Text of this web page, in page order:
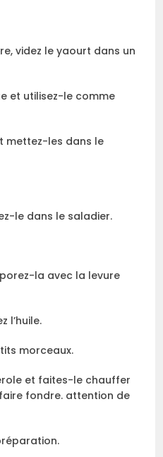
videz le yaourt dans un
et utilisez-le comme
mettez-les dans le
le dans le saladier.
la avec la levure
l’huile.
morceaux.
et faites-le chauffer
fondre. attention de